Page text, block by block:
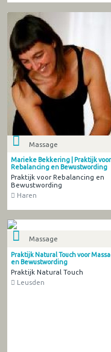
Massage
Marieke Bekkering | Praktijk voor
Rebalancing en Bewustwording
Praktijk voor Rebalancing en
Bewustwording
Haren
Massage
Praktijk Natural Touch voor
en Bewustwording
Praktijk Natural Touch
Leusden